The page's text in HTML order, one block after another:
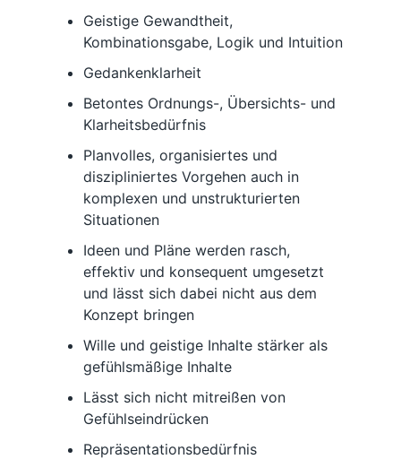
Geistige Gewandtheit,
Kombinationsgabe, Logik und Intuition
Gedankenklarheit
Betontes Ordnungs-, Übersichts- und
Klarheitsbedürfnis
Planvolles, organisiertes und
diszipliniertes Vorgehen auch in
komplexen und unstrukturierten
Situationen
Ideen und Pläne werden rasch,
effektiv und konsequent umgesetzt
und lässt sich dabei nicht aus dem
Konzept bringen
Wille und geistige Inhalte stärker als
gefühlsmäßige Inhalte
Lässt sich nicht mitreißen von
Gefühlseindrücken
Repräsentationsbedürfnis